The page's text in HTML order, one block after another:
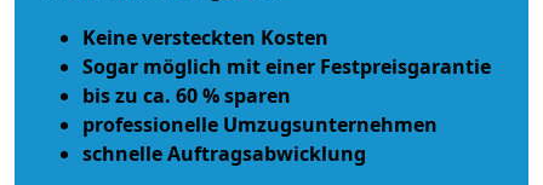
Keine versteckten Kosten
Sogar möglich mit einer Festpreisgarantie
bis zu ca. 60 % sparen
professionelle Umzugsunternehmen
schnelle Auftragsabwicklung